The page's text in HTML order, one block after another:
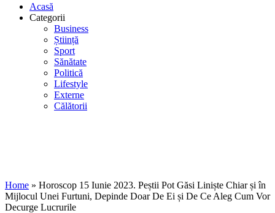
Acasă
Categorii
Business
Știință
Sport
Sănătate
Politică
Lifestyle
Externe
Călătorii
Home » Horoscop 15 Iunie 2023. Peștii Pot Găsi Liniște Chiar și în
Mijlocul Unei Furtuni, Depinde Doar De Ei și De Ce Aleg Cum Vor
Decurge Lucrurile